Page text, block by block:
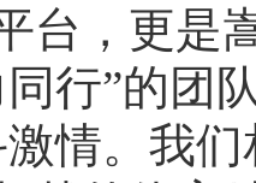
台，更是
行”的团
情。我